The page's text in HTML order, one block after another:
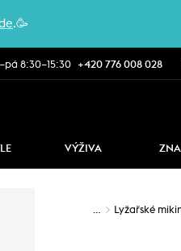
.🥳
8:30–15:30 +420 776 008 028
VÝŽIVA
… Lyžařské